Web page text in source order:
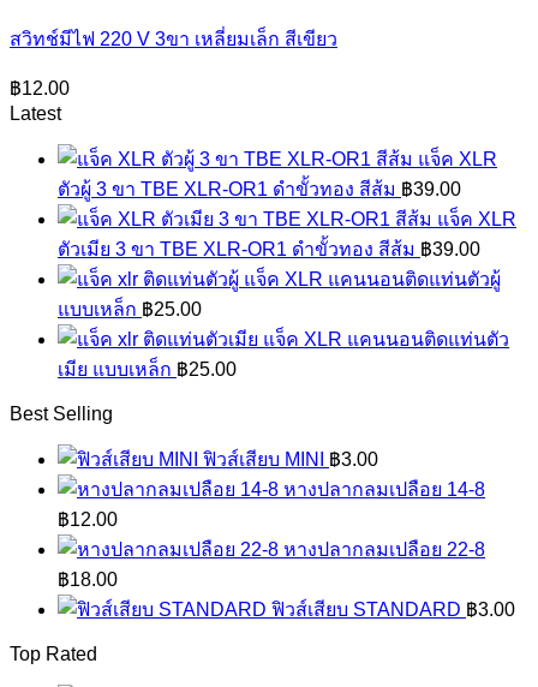
สวิทช์มีไฟ 220 V 3ขา เหลี่ยมเล็ก สีเขียว
฿12.00
Latest
แจ็ค XLR
ตัวผู้ 3 ขา TBE XLR-OR1 ดำขั้วทอง สีส้ม ฿39.00
แจ็ค XLR
ตัวเมีย 3 ขา TBE XLR-OR1 ดำขั้วทอง สีส้ม ฿39.00
แจ็ค XLR แคนนอนติดแท่นตัวผู้
แบบเหล็ก ฿25.00
แจ็ค XLR แคนนอนติดแท่นตัว
เมีย แบบเหล็ก ฿25.00
Best Selling
ฟิวส์เสียบ MINI ฿3.00
หางปลากลมเปลือย 14-8
฿12.00
หางปลากลมเปลือย 22-8
฿18.00
ฟิวส์เสียบ STANDARD ฿3.00
Top Rated